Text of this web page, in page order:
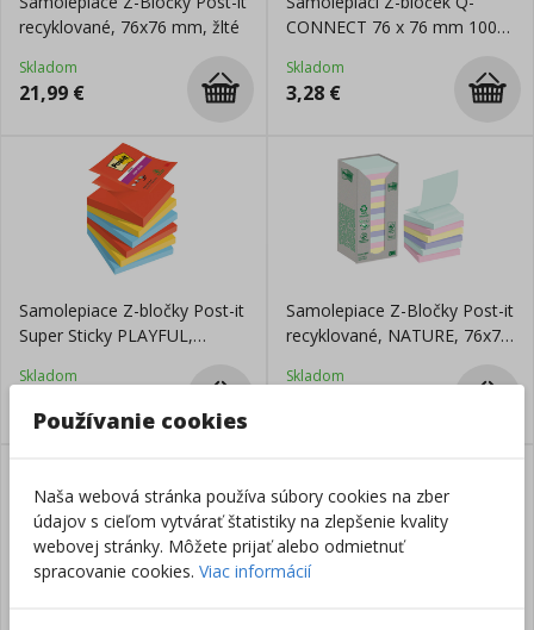
recyklované, 76x76 mm, žlté
Skladom
21,99 €
CONNECT 76 x 76 mm 100
Skladom
3,28 €
Samolepiace Z-bločky Post-it
Super Sticky PLAYFUL,
po 90 lístkov
Skladom
Samolepiace Z-Bločky Post-it
recyklované, NATURE, 76x76
Skladom
Používanie cookies
Naša webová stránka používa súbory cookies na zber
údajov s cieľom vytvárať štatistiky na zlepšenie kvality
webovej stránky. Môžete prijať alebo odmietnuť
spracovanie cookies. Viac informácií